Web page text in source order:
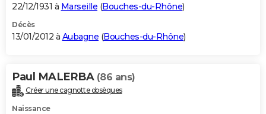
22/12/1931 à Marseille (Bouches-du-Rhône)
Décès
13/01/2012 à Aubagne (Bouches-du-Rhône)
Paul MALERBA (86 ans)
Créer une cagnotte obsèques
Naissance